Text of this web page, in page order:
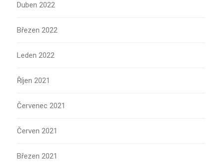
Duben 2022
Březen 2022
Leden 2022
Říjen 2021
Červenec 2021
Červen 2021
Březen 2021